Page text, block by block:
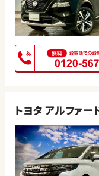
トヨタ アルファー